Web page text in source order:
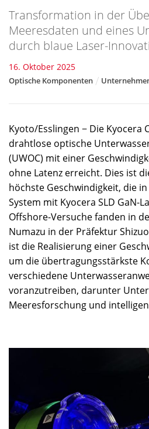
Transformation in der
Meeresdaten und eines
durch blaue Laser-
16. Oktober 2025
Optische Komponenten
Kyoto/Esslingen − Die Kyocera
drahtlose optische
(UWOC) mit einer
ohne Latenz erreicht. Dies ist
höchste Geschwindigkeit, die
System mit Kyocera SLD GaN-
Offshore-Versuche fanden in
Numazu in der Präfektur
ist die Realisierung einer
um die übertragungsstärkste
verschiedene
voranzutreiben, darunter
Meeresforschung und